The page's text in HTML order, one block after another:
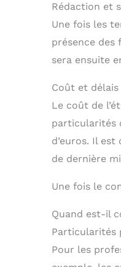
Rédaction et
Une fois les
présence des
sera ensuite
Coût et délais
Le coût de
particularités
d’euros. Il
de dernière
Une fois le
Quand est-il
Particularités
Pour les